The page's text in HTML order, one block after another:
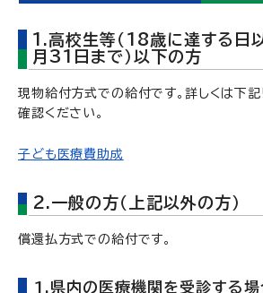
1.高校生等（18歳に達する日
月31日まで）以下の方
現物給付方式での給付です。詳しくは下
確認ください。
子ども医療費助成
2.一般の方（上記以外の方）
償還払方式での給付です。
1.県内の医療機関を受診する場